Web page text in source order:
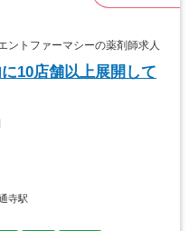
トファーマシーの薬剤師求人
10店舗以上展開して
寺駅